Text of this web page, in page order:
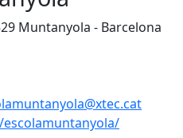
Muntanyola - Barcelona